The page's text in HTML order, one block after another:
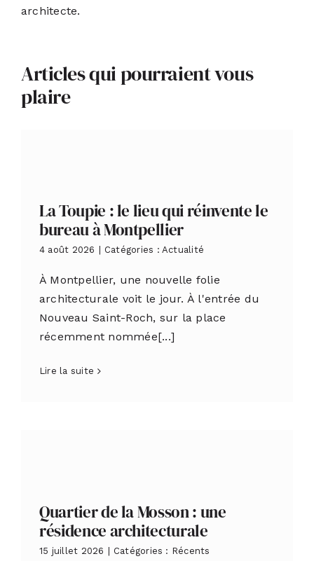
architecte.
Articles qui pourraient vous
plaire
La Toupie : le lieu qui réinvente le
bureau à Montpellier
4 août 2026 Catégories : Actualité
À Montpellier, une nouvelle folie
architecturale voit le jour. À l'entrée du
Nouveau Saint-Roch, sur la place
récemment nommée[...]
Lire la suite
Quartier de la Mosson : une
résidence architecturale
15 juillet 2026 Catégories : Récents